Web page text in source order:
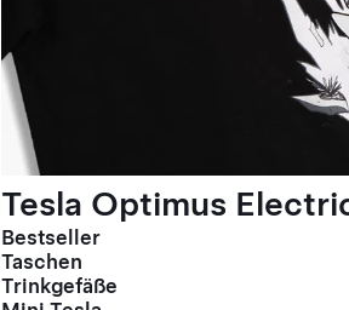
Tesla Optimus
Bestseller
Taschen
Trinkgefäße